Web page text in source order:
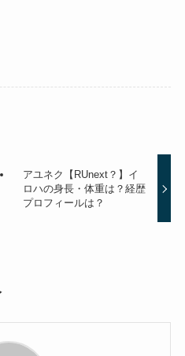
アユネク【RUnext？】イ
ロハの身長・体重は？経歴
プロフィールは？